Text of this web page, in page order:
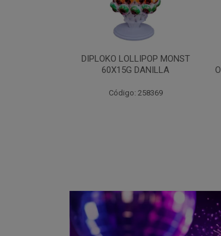
DIPLOKO LOLLIPOP
OCEANO 60X15G DANILLA
Código: 258620